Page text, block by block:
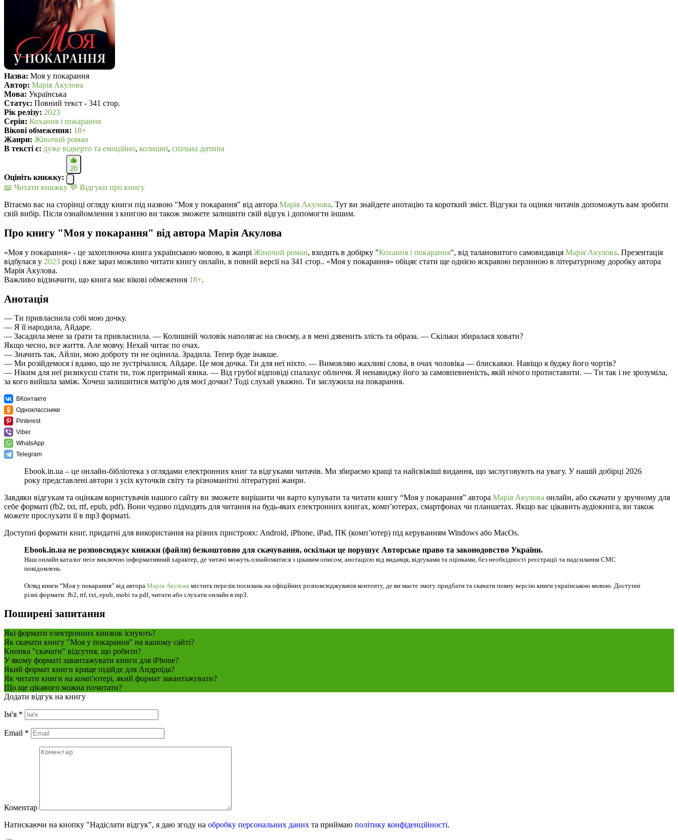
Назва: Моя у покарання
Автор: Марія Акулова
Мова: Українська
Статус: Повний текст - 341 стор.
Рік релізу: 2023
Серія: Кохання і покарання
Вікові обмеження: 18+
Жанри: Жіночий роман
В текcті є: дуже відверто та емоційно, колишні, спільна дитина
Оцініть книжку:
20
📖 Читати книжку 💬 Відгуки про книгу
Вітаємо вас на сторінці огляду книги під назвою "Моя у покарання" від автора Марія Акулова. Тут ви знайдете анотацію та короткий зміст. Відгуки та оцінки читачів допоможуть вам зробити
свій вибір. Після ознайомлення з книгою ви також зможете залишити свій відгук і допомогти іншим.
Про книгу "Моя у покарання" від автора Марія Акулова
«Моя у покарання» - це захоплююча книга українською мовою, в жанрі Жіночий роман, входить в добірку "Кохання і покарання", від талановитого самовидавця Марія Акулова. Презентація
відбулася у 2023 році і вже зараз можливо читати книгу онлайн, в повній версії на 341 стор.. «Моя у покарання» обіцяє стати ще однією яскравою перлиною в літературному доробку автора
Марія Акулова.
Важливо відзначити, що книга має вікові обмеження 18+.
Анотація
— Ти привласнила собі мою дочку.
— Я її народила, Айдаре.
— Засадила мене за ґрати та привласнила. — Колишній чоловік наполягає на своєму, а в мені дзвенить злість та образа. — Скільки збиралася ховати?
Якщо чесно, все життя. Але мовчу. Нехай читає по очах.
— Значить так, Айлін, мою доброту ти не оцінила. Зрадила. Тепер буде інакше.
— Ми розійдемося і вдамо, що не зустрічалися, Айдаре. Це моя дочка. Ти для неї ніхто. — Вимовляю жахливі слова, в очах чоловіка — блискавки. Навіщо я буджу його чортів?
— Ніким для неї ризикуєш стати ти, тож притримай язика. — Від грубої відповіді спалахує обличчя. Я ненавиджу його за самовпевненість, якій нічого протиставити. — Ти так і не зрозуміла,
за кого вийшла заміж. Хочеш залишитися матір'ю для моєї дочки? Тоді слухай уважно. Ти заслужила на покарання.
ВКонтакте
Одноклассники
Pinterest
Viber
WhatsApp
Telegram
Ebook.in.ua – це онлайн-бібліотека з оглядами електронних книг та відгуками читачів. Ми збираємо кращі та найсвіжіші видання, що заслуговують на увагу. У нашій добірці 2026
року представлені автори з усіх куточків світу та різноманітні літературні жанри.
Завдяки відгукам та оцінкам користувачів нашого сайту ви зможете вирішити чи варто купувати та читати книгу “Моя у покарання” автора Марія Акулова онлайн, або скачати у зручному для
себе форматі (fb2, txt, rtf, epub, pdf). Вони чудово підходять для читання на будь-яких електронних книгах, комп’ютерах, смартфонах чи планшетах. Якщо вас цікавить аудіокнига, ви також
можете прослухати її в mp3 форматі.
Доступні формати книг, придатні для використання на різних пристроях: Android, iPhone, iPad, ПК (комп’ютер) під керуванням Windows або MacOs.
Ebook.in.ua не розповсюджує книжки (файли) безкоштовно для скачування, оскільки це порушує Авторське право та законодовство України.
Наш онлайн каталог несе виключно інформативний характер, де читачі можуть ознайомитися з цікавим описом, анотацією від видавця, відгуками та оцінками, без необхідності реєстрації та надсилання СМС
повідомлень.
Огляд книги “Моя у покарання” від автора Марія Акулова містить перелік посилань на офіційних розповсюджувачів контенту, де ви маєте змогу придбати та скачати повну версію книги українською мовою. Доступні
різні формати: fb2, rtf, txt, epub, mobi та pdf, читати або слухати онлайн в mp3.
Поширені запитання
Які формати електронних книжок існують?
Як скачати книгу "Моя у покарання" на вашому сайті?
Кнопка "скачати" відсутня, що робити?
У якому форматі завантажувати книги для iPhone?
Який формат книги краще підійде для Андроїда?
Як читати книги на комп'ютері, який формат завантажувати?
Що ще цікавого можна почитати?
Додати відгук на книгу
Ім'я *
Email *
Коментар
Натискаючи на кнопку "Надіслати відгук", я даю згоду на обробку персональних даних та приймаю політику конфіденційності.